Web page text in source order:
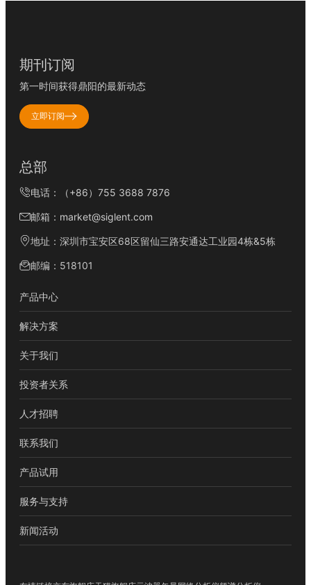
期刊订阅
第一时间获得鼎阳的最新动态
立即订阅
总部
电话：（+86）755 3688 7876
邮箱：market@siglent.com
地址：深圳市宝安区68区留仙三路安通达工业园4栋&5栋
邮编：518101
产品中心
解决方案
关于我们
投资者关系
人才招聘
联系我们
产品试用
服务与支持
新闻活动